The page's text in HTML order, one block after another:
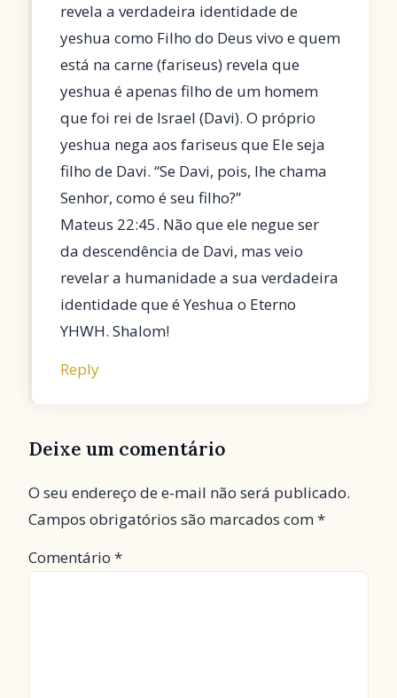
revela a verdadeira identidade de
yeshua como Filho do Deus vivo e quem
está na carne (fariseus) revela que
yeshua é apenas filho de um homem
que foi rei de Israel (Davi). O próprio
yeshua nega aos fariseus que Ele seja
filho de Davi. “Se Davi, pois, lhe chama
Senhor, como é seu filho?”
Mateus 22:45. Não que ele negue ser
da descendência de Davi, mas veio
revelar a humanidade a sua verdadeira
identidade que é Yeshua o Eterno
YHWH. Shalom!
Reply
Deixe um comentário
O seu endereço de e-mail não será publicado.
Campos obrigatórios são marcados com*
Comentário *